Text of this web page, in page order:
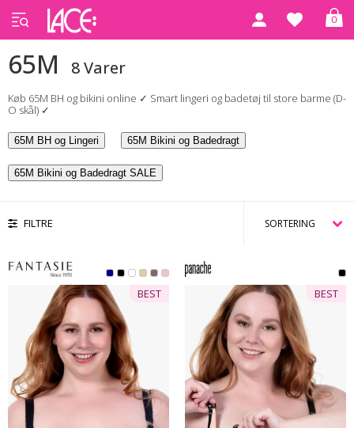
0
Forside 65M
65M 8 Varer
Køb 65M BH og bikini online ✓ Smart lingeri og badetøj til store barme (D-
O skål) ✓
65M BH og Lingeri 65M Bikini og Badedragt
65M Bikini og Badedragt SALE
FILTRE
BEST BEST